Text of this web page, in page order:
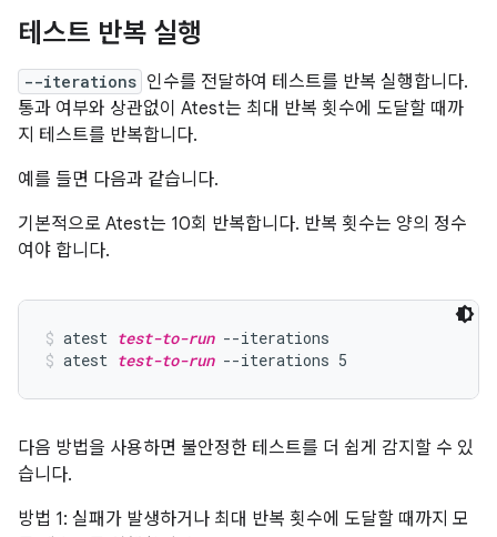
테스트 반복 실행
--iterations 인수를 전달하여 테스트를 반복 실행합니다.
통과 여부와 상관없이 Atest는 최대 반복 횟수에 도달할 때까
지 테스트를 반복합니다.
예를 들면 다음과 같습니다.
기본적으로 Atest는 10회 반복합니다. 반복 횟수는 양의 정수
여야 합니다.
atest test-to-run --iterations
atest test-to-run --iterations 5
다음 방법을 사용하면 불안정한 테스트를 더 쉽게 감지할 수 있
습니다.
방법 1: 실패가 발생하거나 최대 반복 횟수에 도달할 때까지 모